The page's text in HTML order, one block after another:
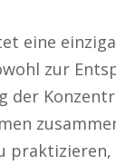
eine
zur
der